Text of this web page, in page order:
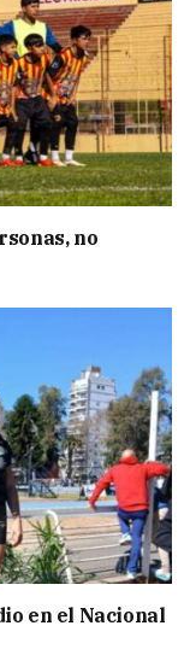
no
en el Nacional